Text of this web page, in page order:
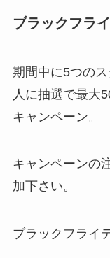
ブラックフラ
期間中に5つの
人に抽選で最大
キャンペーン。
キャンペーンの
加下さい。
ブラックフライ